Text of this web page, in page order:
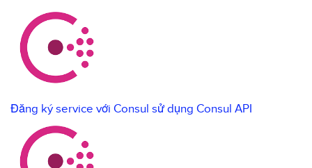
Đăng ký service với Consul sử dụng Consul API